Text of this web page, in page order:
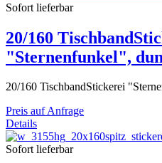
Sofort lieferbar
20/160
"Sternenfunkel",
20/160 TischbandStickerei
Preis auf Anfrage
Details
Sofort lieferbar